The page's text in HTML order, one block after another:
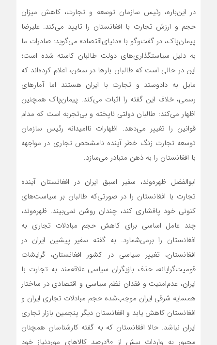
در این‌باره، رئیس سازمان توسعه و تجارت، کاهش میزان
حجم و ارزش تجارت با افغانستان را تایید می‌کند. علیرضا
پیمان‌پاک، ‌‌‌‌‌‌‌در گفت‌وگو با «دنیای‌اقتصاد» می‌گوید: صادرات ما
به دلیل سیاستگذاری‌های دولت طالبان کاسته شده است؛
این در حالی است که طالبان بارها در سخن، اعلام کرده‌اند که
مایل به دادوستد و تجارت با ایران هستند اما آمارهای
رسمی، خلاف این گفته را اثبات می‌کند. پیمان‌پاک همچنین
اظهار می‌کند: طالبان دولتی ناپخته و بی‌‌‌‌‌‌‌تجربه‌‌‌‌‌‌‌ است که مدام
قوانین را تغییر می‌دهد. اظهارات ناامیدانه رئیس سازمان
توسعه تجارت زنگ خطر آینده نامشخص تجاری در مواجهه
با افغانستان را به ذهن متبادر می‌سازد.
ابوالفضل ظهره‌وند، سفیر اسبق ایران در افغانستان آینده
تجارت با افغانستان را در صورتی‌که طالبان بر سیاست‌های
کنونی خود پافشاری کند، چندان روشن نمی‌بیند. ظهره‌وند،
چند عامل اساسی برای کاهش حجم مبادلات تجاری به
افغانستان را برمی‌شمارد. به گفته سفیر پیشین ایران در
افغانستان، تغییر سیاسی در کشور افغانستان، گرایشات
قومیت‌‌‌‌‌‌‌گرایانه، حذف بازیگران سیاسی علاقه‌مند به تجارت با
ایران، عدم‌امنیت و فقدان نظم سیاسی و اقتصادی در ساختار
همسایه شرقی‌‌‌‌‌‌‌ ایران موجب‌شده حجم مبادلات تجاری ایران و
افغانستان کاهش یابد و افغانستان دیگر پنجمین بازار تجاری
ایران نباشد. حالا افغانستان که به گفته کارشناسان همچنان
مجبور به واردات بیش از 90‌درصد کالاهای موردنیاز خود